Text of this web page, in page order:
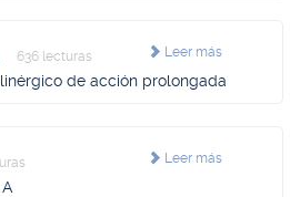
Leer más
636 lecturas
de acción prolongada
Leer más